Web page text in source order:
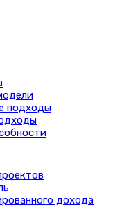
подходы
дохода